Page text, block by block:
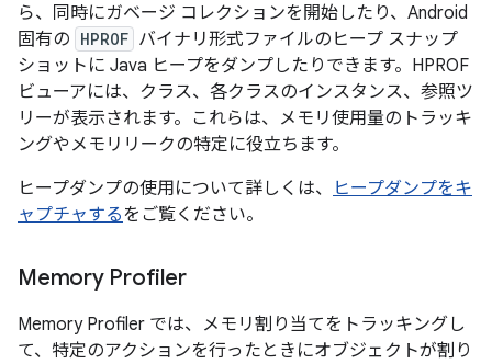
ら、同時にガベージ コレクションを開始したり、Android
固有の HPROF バイナリ形式ファイルのヒープ スナップ
ショットに Java ヒープをダンプしたりできます。HPROF
ビューアには、クラス、各クラスのインスタンス、参照ツ
リーが表示されます。これらは、メモリ使用量のトラッキ
ングやメモリリークの特定に役立ちます。
ヒープダンプの使用について詳しくは、
ヒープダンプをキ
ャプチャするをご覧ください。
Memory Profiler
Memory Profiler では、メモリ割り当てをトラッキングし
て、特定のアクションを行ったときにオブジェクトが割り